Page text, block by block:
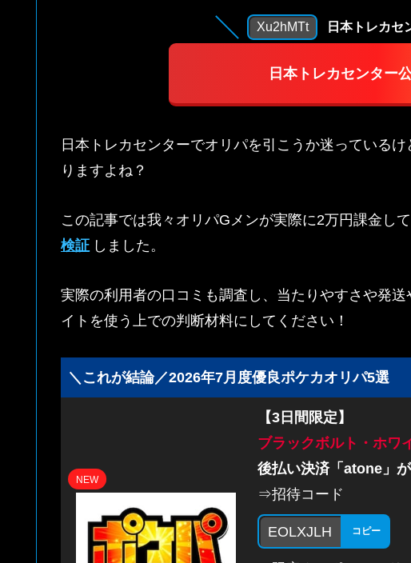
Xu2hMTt 日本トレカセ
日本トレカセンター
日本トレカセンターでオリパを引こうか迷っている
りますよね？
この記事では我々オリパGメンが実際に2万円課金して
検証 しました。
実際の利用者の口コミも調査し、当たりやすさや発
イトを使う上での判断材料にしてください！
＼これが結論／2026年7月度優良ポケカオリパ5選
NEW
【3日間限定】
ブラックボルト・ホワ
後払い決済「atone」が
⇒招待コード
EOLXJLH コピー